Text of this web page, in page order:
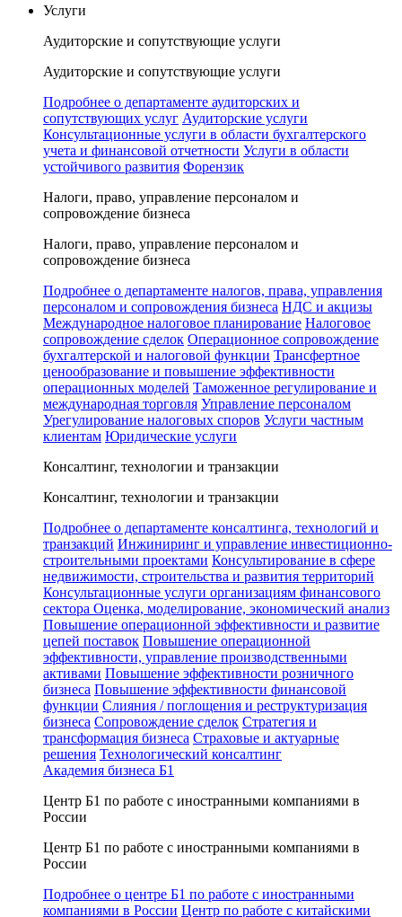
Услуги
Аудиторские и сопутствующие услуги
Аудиторские и сопутствующие услуги
Подробнее о департаменте аудиторских и
сопутствующих услуг Аудиторские услуги
Консультационные услуги в области бухгалтерского
учета и финансовой отчетности Услуги в области
устойчивого развития Форензик
Налоги, право, управление персоналом и
сопровождение бизнеса
Налоги, право, управление персоналом и
сопровождение бизнеса
Подробнее о департаменте налогов, права, управления
персоналом и сопровождения бизнеса НДС и акцизы
Международное налоговое планирование Налоговое
сопровождение сделок Операционное сопровождение
бухгалтерской и налоговой функции Трансфертное
ценообразование и повышение эффективности
операционных моделей Таможенное регулирование и
международная торговля Управление персоналом
Урегулирование налоговых споров Услуги частным
клиентам Юридические услуги
Консалтинг, технологии и транзакции
Консалтинг, технологии и транзакции
Подробнее о департаменте консалтинга, технологий и
транзакций Инжиниринг и управление инвестиционно-
строительными проектами Консультирование в сфере
недвижимости, строительства и развития территорий
Консультационные услуги организациям финансового
сектора Оценка, моделирование, экономический анализ
Повышение операционной эффективности и развитие
цепей поставок Повышение операционной
эффективности, управление производственными
активами Повышение эффективности розничного
бизнеса Повышение эффективности финансовой
функции Слияния / поглощения и реструктуризация
бизнеса Сопровождение сделок Стратегия и
трансформация бизнеса Страховые и актуарные
решения Технологический консалтинг
Академия бизнеса Б1
Центр Б1 по работе с иностранными компаниями в
России
Центр Б1 по работе с иностранными компаниями в
России
Подробнее о центре Б1 по работе с иностранными
компаниями в России Центр по работе с китайскими